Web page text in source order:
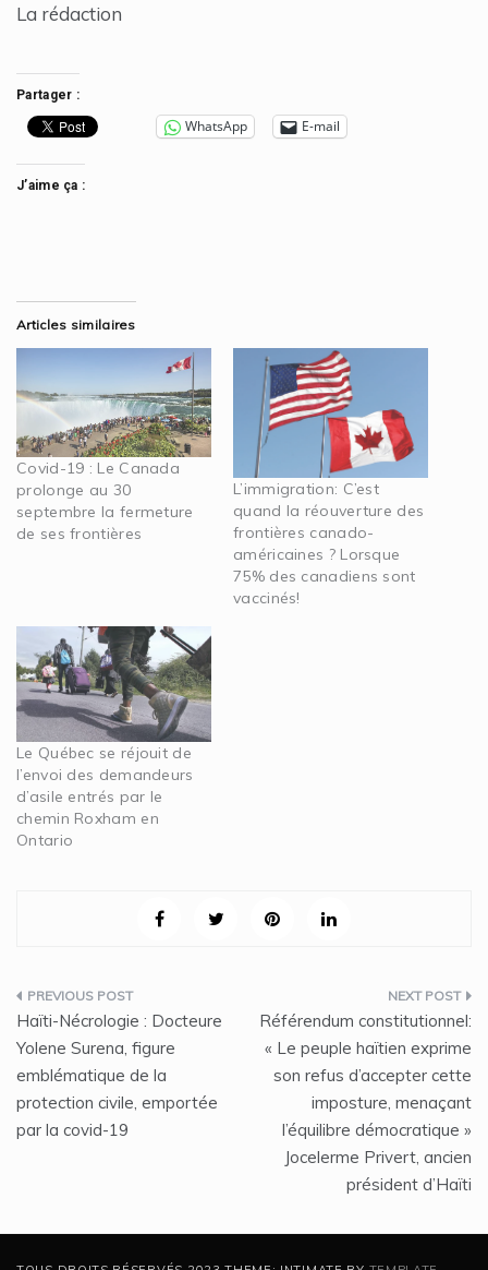
La rédaction
Partager :
WhatsApp E-mail
J’aime ça :
Articles similaires
Covid-19 : Le Canada
prolonge au 30
septembre la fermeture
de ses frontières
L’immigration: C’est
quand la réouverture des
frontières canado-
américaines ? Lorsque
75% des canadiens sont
vaccinés!
Le Québec se réjouit de
l’envoi des demandeurs
d’asile entrés par le
chemin Roxham en
Ontario
Navigation
de
l’article
Haïti-Nécrologie : Docteure
Yolene Surena, figure
emblématique de la
protection civile, emportée
par la covid-19
Référendum constitutionnel:
« Le peuple haïtien exprime
son refus d’accepter cette
imposture, menaçant
l’équilibre démocratique »
Jocelerme Privert, ancien
président d’Haïti